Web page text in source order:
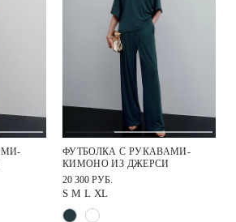
ФУТБОЛКА С РУКАВАМИ-
КИМОНО ИЗ ДЖЕРСИ
20 300 РУБ.
S M L XL